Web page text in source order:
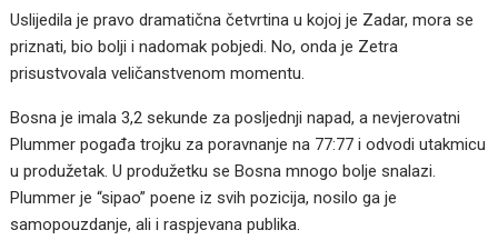
Uslijedila je pravo dramatična četvrtina u kojoj je Zadar, mora se
priznati, bio bolji i nadomak pobjedi. No, onda je Zetra
prisustvovala veličanstvenom momentu.
Bosna je imala 3,2 sekunde za posljednji napad, a nevjerovatni
Plummer pogađa trojku za poravnanje na 77:77 i odvodi utakmicu
u produžetak. U produžetku se Bosna mnogo bolje snalazi.
Plummer je “sipao” poene iz svih pozicija, nosilo ga je
samopouzdanje, ali i raspjevana publika.